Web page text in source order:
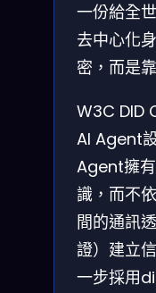
一份給全
去中心化
密，而是
W3C DID
AI Agent
Agent擁
識，而不
間的通訊
證）建立
一步採用